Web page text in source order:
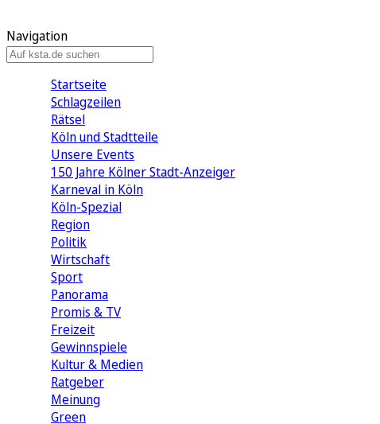
Navigation
Startseite
Schlagzeilen
Rätsel
Köln und Stadtteile
Unsere Events
150 Jahre Kölner Stadt-Anzeiger
Karneval in Köln
Köln-Spezial
Region
Politik
Wirtschaft
Sport
Panorama
Promis & TV
Freizeit
Gewinnspiele
Kultur & Medien
Ratgeber
Meinung
Green